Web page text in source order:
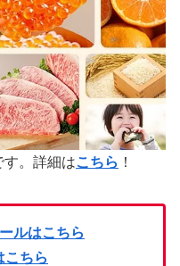
。詳細はこちら ！
ルはこちら
こちら